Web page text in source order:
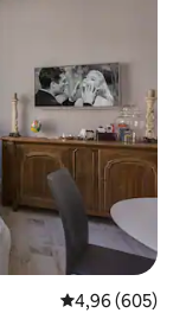
4,96 de
4,96 (605)